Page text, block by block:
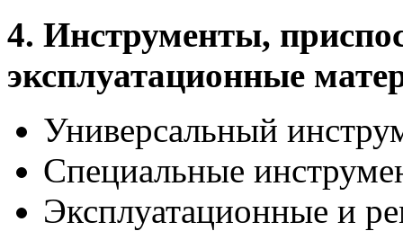
4. Инструменты,
эксплуатационные
Универсальный
Специальные
Эксплуатационные и